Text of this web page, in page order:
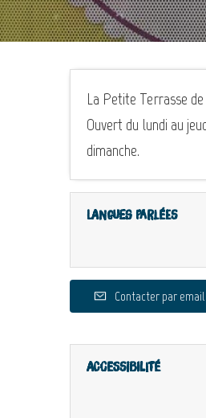
La Petite Terrasse
Ouvert du lundi au
dimanche.
Langues parlées
Contacter par email
Accessibilité